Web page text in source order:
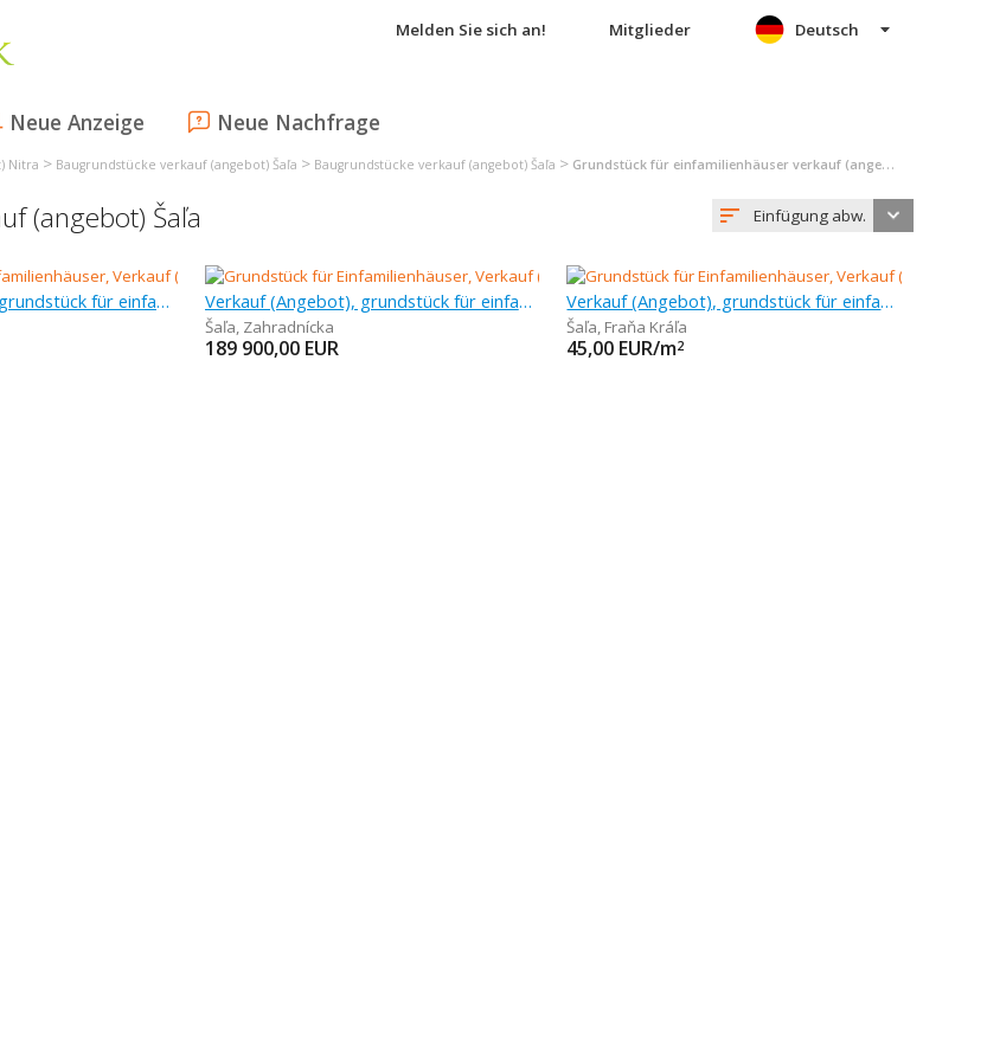
Melden Sie sich an! Mitglieder
Neue Anzeige Neue Nachfrage
Deutsch
Nitra > Baugrundstücke verkauf (angebot) Šaľa > Baugrundstücke verkauf (angebot) Šaľa > Grundstück für einfamilienhäuser verkauf (angebot) Šaľa
(angebot) Šaľa Einfügung abw.
Verkauf (Angebot), grundstück für einfamilienhäuser, 1 m Verkauf (Angebot), grundstück für einfamilienhäuser, 788 m
Šaľa, Zahradnícka
189 900,00 EUR
Verkauf (Angebot), grundstück für einfamilienhäuser, 1 m
Šaľa, Fraňa Kráľa
45,00 EUR/m2